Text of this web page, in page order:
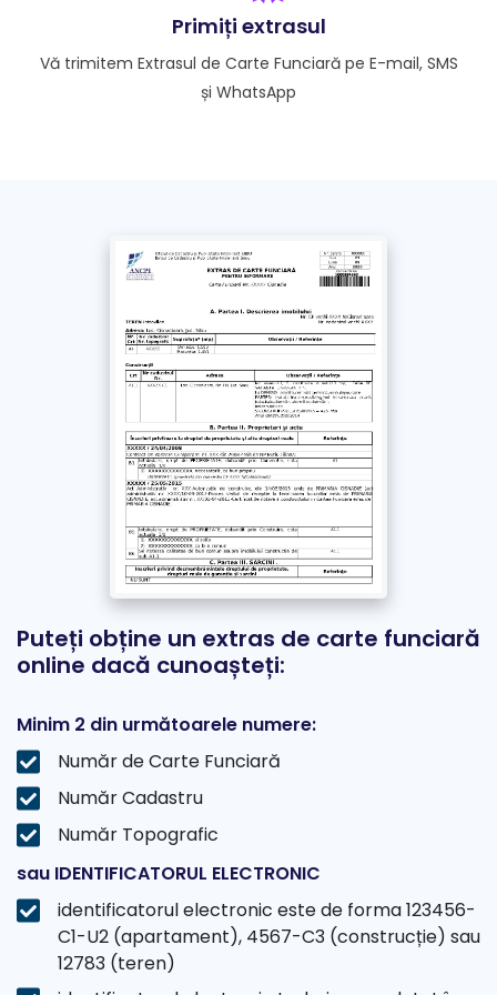
Doresc extrasul și pe WhatsApp
Fără această opțiune, extrasul se trimite doar pe e-
Condițiile
acestui site. Împuternicesc un
reprezentant Extrasonline.ro să solicite în
Plăteștecu Cardul >69Lei+ TVA
Plătește prinbancă>69Lei+ TVA
Primiți extrasul
Vă trimitem Extrasul de Carte Funciară pe E-mail, SMS
și WhatsApp
Puteți obține un extras de carte funciară
online dacă cunoașteți:
Minim 2 din următoarele numere:
Număr de Carte Funciară
Număr Cadastru
Număr Topografic
sau IDENTIFICATORUL ELECTRONIC
identificatorul electronic este de forma 123456-
C1-U2 (apartament), 4567-C3 (construcție) sau
12783 (teren)